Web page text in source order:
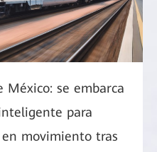
México: se embarca
para
movimiento tras